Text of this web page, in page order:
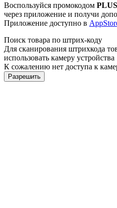
Воспользуйся промокодом
через приложение и получи
Приложение доступно в
Поиск товара по штрих-коду
Для сканирования штрихкода
использовать камеру устройства
К сожалению нет доступа к
Разрешить